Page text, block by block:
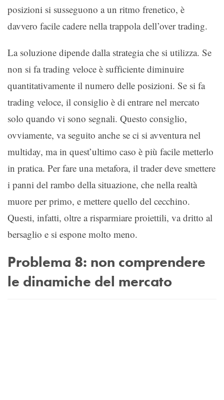
posizioni si susseguono a un ritmo frenetico, è
davvero facile cadere nella trappola dell’over trading.
La soluzione dipende dalla strategia che si utilizza. Se
non si fa trading veloce è sufficiente diminuire
quantitativamente il numero delle posizioni. Se si fa
trading veloce, il consiglio è di entrare nel mercato
solo quando vi sono segnali. Questo consiglio,
ovviamente, va seguito anche se ci si avventura nel
multiday, ma in quest’ultimo caso è più facile metterlo
in pratica. Per fare una metafora, il trader deve smettere
i panni del rambo della situazione, che nella realtà
muore per primo, e mettere quello del cecchino.
Questi, infatti, oltre a risparmiare proiettili, va dritto al
bersaglio e si espone molto meno.
Problema 8: non comprendere
le dinamiche del mercato